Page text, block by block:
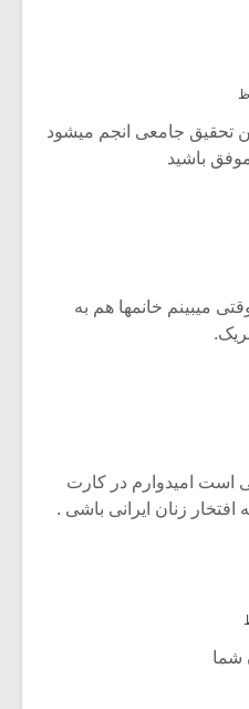
تحقیق جامعی انجم میشود
باشید
میبینم خانمها هم به
است امیدوارم در کارت
افتخار زنان ایرانی باشی .
شما